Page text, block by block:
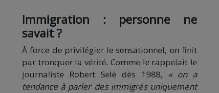
Immigration : personne ne
savait ?
À force de privilégier le sensationnel, on finit
par tronquer la vérité. Comme le rappelait le
journaliste Robert Selé dès 1988, « on a
tendance à parler des immigrés uniquement